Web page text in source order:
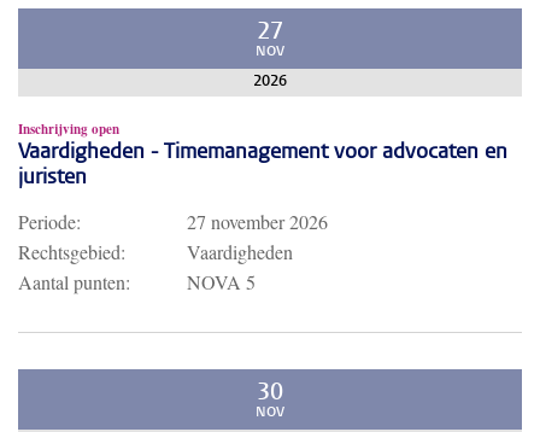
27
NOV
2026
Inschrijving open
Vaardigheden - Timemanagement voor advocaten en
juristen
Periode:
27 november 2026
Rechtsgebied:
Vaardigheden
Aantal punten:
NOVA 5
30
NOV